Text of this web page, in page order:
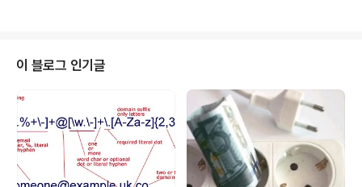
akka.actor._ import akka.event.Logging im..
이 블로그 인기글